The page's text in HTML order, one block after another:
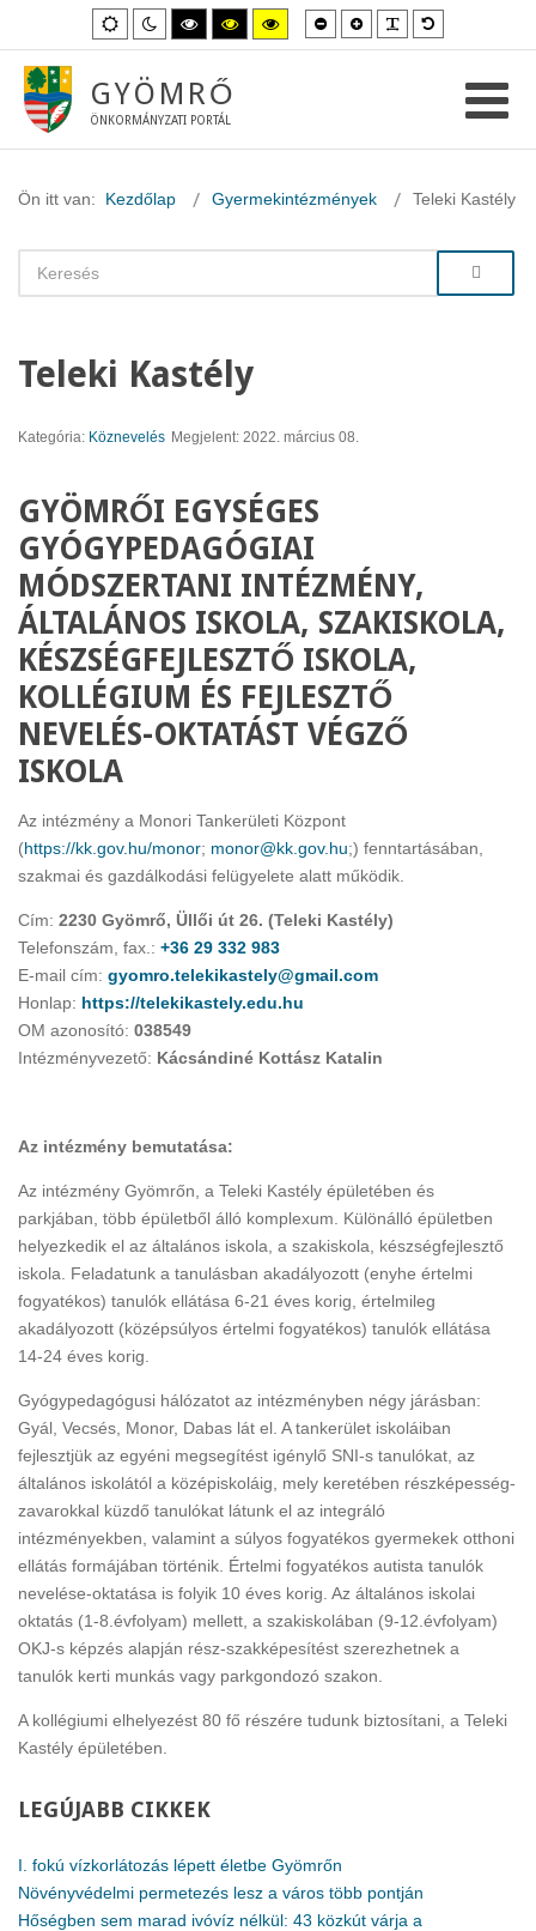
Alapértelmezett
mód
Éjszakai
mód
Magas
kontraszt
fekete-
mód.
Magas
kontraszt
fekete-
Magas
kontraszt
sárga-
Kisebb
betűméret
Nagyobb
betűméret
GYÖMRŐ
ÖNKORMÁNYZATI PORTÁL
Ön itt van: Kezdőlap Gyermekintézmények Teleki Kastély
Teleki Kastély
Kategória: Köznevelés Megjelent: 2022. március 08.
GYÖMRŐI EGYSÉGES
GYÓGYPEDAGÓGIAI
MÓDSZERTANI INTÉZMÉNY,
ÁLTALÁNOS ISKOLA, SZAKISKOLA,
KÉSZSÉGFEJLESZTŐ ISKOLA,
KOLLÉGIUM ÉS FEJLESZTŐ
NEVELÉS-OKTATÁST VÉGZŐ
ISKOLA
Az intézmény a Monori Tankerületi Központ
(https://kk.gov.hu/monor; monor@kk.gov.hu;) fenntartásában,
szakmai és gazdálkodási felügyelete alatt működik.
Cím: 2230 Gyömrő, Üllői út 26. (Teleki Kastély)
Telefonszám, fax.: +36 29 332 983
E-mail cím: gyomro.telekikastely@gmail.com
Honlap: https://telekikastely.edu.hu
OM azonosító: 038549
Intézményvezető: Kácsándiné Kottász Katalin
Az intézmény bemutatása:
Az intézmény Gyömrőn, a Teleki Kastély épületében és
parkjában, több épületből álló komplexum. Különálló épületben
helyezkedik el az általános iskola, a szakiskola, készségfejlesztő
iskola. Feladatunk a tanulásban akadályozott (enyhe értelmi
fogyatékos) tanulók ellátása 6-21 éves korig, értelmileg
akadályozott (középsúlyos értelmi fogyatékos) tanulók ellátása
14-24 éves korig.
Gyógypedagógusi hálózatot az intézményben négy járásban:
Gyál, Vecsés, Monor, Dabas lát el. A tankerület iskoláiban
fejlesztjük az egyéni megsegítést igénylő SNI-s tanulókat, az
általános iskolától a középiskoláig, mely keretében részképesség-
zavarokkal küzdő tanulókat látunk el az integráló
intézményekben, valamint a súlyos fogyatékos gyermekek otthoni
ellátás formájában történik. Értelmi fogyatékos autista tanulók
nevelése-oktatása is folyik 10 éves korig. Az általános iskolai
oktatás (1-8.évfolyam) mellett, a szakiskolában (9-12.évfolyam)
OKJ-s képzés alapján rész-szakképesítést szerezhetnek a
tanulók kerti munkás vagy parkgondozó szakon.
A kollégiumi elhelyezést 80 fő részére tudunk biztosítani, a Teleki
Kastély épületében.
LEGÚJABB CIKKEK
I. fokú vízkorlátozás lépett életbe Gyömrőn
Növényvédelmi permetezés lesz a város több pontján
Hőségben sem marad ivóvíz nélkül: 43 közkút várja a